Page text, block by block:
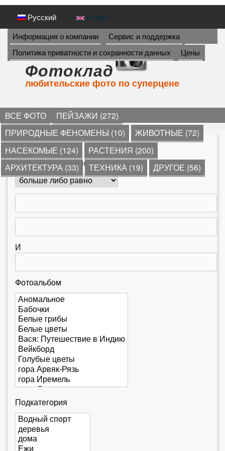
Перейти
к
основному
содержанию
Русский English
И
Н
Ф
О
И
Я
Информация о компании
Сервис и поддержка
Политика приватности и сохранности данных
Цены
Фотоклад
любительские фото по суперцене
ВСЕ ФОТО
ПЕЙЗАЖИ (272)
ПРИРОДНЫЕ ФЕНОМЕНЫ (10)
ЖИВОТНЫЕ (72)
НАСЕКОМЫЕ (124)
РАСТЕНИЯ (200)
АРХИТЕКТУРА (33)
ТЕХНИКА (19) ДРУГОЕ (56)
В
ы
з
д
с
->*»пейзажи»
Количество комментариев
И
Фотоальбом
Подкатегория